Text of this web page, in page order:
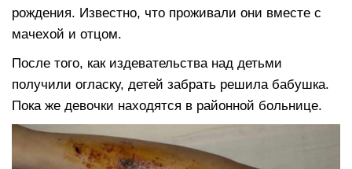
рождения. Известно, что проживали они вместе с
мачехой и отцом.
После того, как издевательства над детьми
получили огласку, детей забрать решила бабушка.
Пока же девочки находятся в районной больнице.